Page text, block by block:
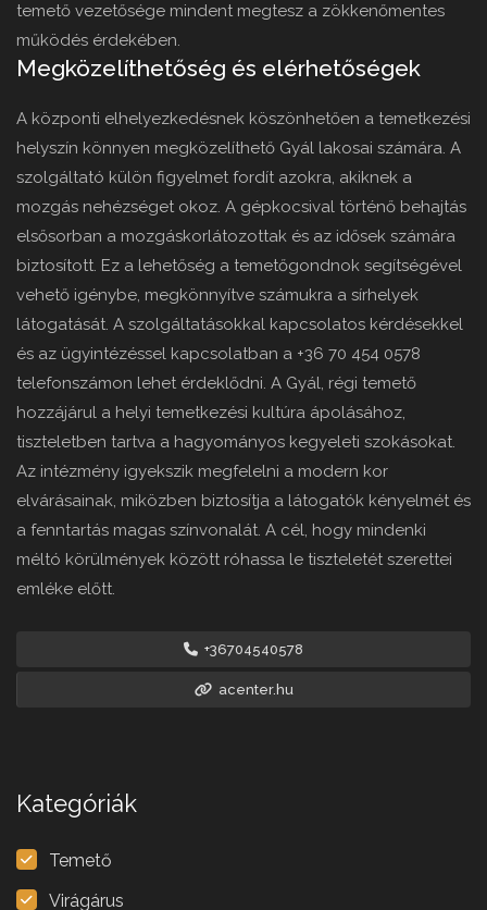
temető vezetősége mindent megtesz a zökkenőmentes
működés érdekében.
Megközelíthetőség és elérhetőségek
A központi elhelyezkedésnek köszönhetően a temetkezési
helyszín könnyen megközelíthető Gyál lakosai számára. A
szolgáltató külön figyelmet fordít azokra, akiknek a
mozgás nehézséget okoz. A gépkocsival történő behajtás
elsősorban a mozgáskorlátozottak és az idősek számára
biztosított. Ez a lehetőség a temetőgondnok segítségével
vehető igénybe, megkönnyítve számukra a sírhelyek
látogatását. A szolgáltatásokkal kapcsolatos kérdésekkel
és az ügyintézéssel kapcsolatban a +36 70 454 0578
telefonszámon lehet érdeklődni. A Gyál, régi temető
hozzájárul a helyi temetkezési kultúra ápolásához,
tiszteletben tartva a hagyományos kegyeleti szokásokat.
Az intézmény igyekszik megfelelni a modern kor
elvárásainak, miközben biztosítja a látogatók kényelmét és
a fenntartás magas színvonalát. A cél, hogy mindenki
méltó körülmények között róhassa le tiszteletét szerettei
emléke előtt.
+36704540578
acenter.hu
Kategóriák
Temető
Virágárus